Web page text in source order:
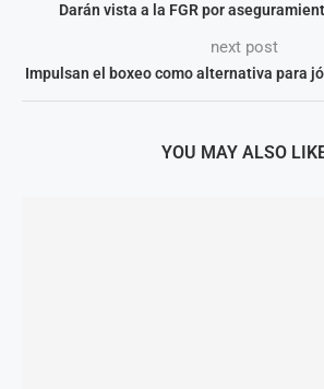
Darán vista a la FGR por
next post
Impulsan el boxeo como alternativa para
YOU MAY ALSO